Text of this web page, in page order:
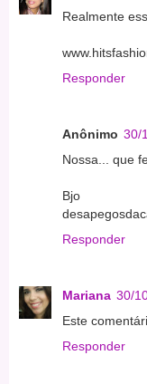
Realmente
Responder
Anônimo 30/
Nossa... que
Bjo
Responder
Mariana 30/
Este
Responder